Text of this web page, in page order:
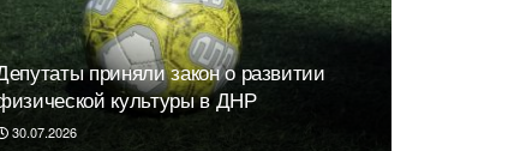
приняли закон о развитии
культуры в ДНР
30.07.2026